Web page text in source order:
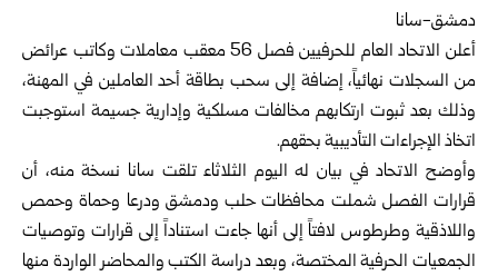
دمشق-سانا
أعلن الاتحاد العام للحرفيين
فصل 56 معقب معاملات وكاتب عرائض
من السجلات نهائياً، إضافة إلى سحب بطاقة أحد العاملين في المهنة،
وذلك بعد ثبوت ارتكابهم مخالفات مسلكية وإدارية جسيمة استوجبت
اتخاذ الإجراءات التأديبية بحقهم.
وأوضح الاتحاد في بيان له اليوم الثلاثاء تلقت سانا نسخة منه، أن
قرارات الفصل شملت محافظات حلب ودمشق ودرعا وحماة وحمص
واللاذقية وطرطوس لافتاً إلى أنها جاءت استناداً إلى قرارات وتوصيات
الجمعيات الحرفية المختصة، وبعد دراسة الكتب والمحاضر الواردة منها